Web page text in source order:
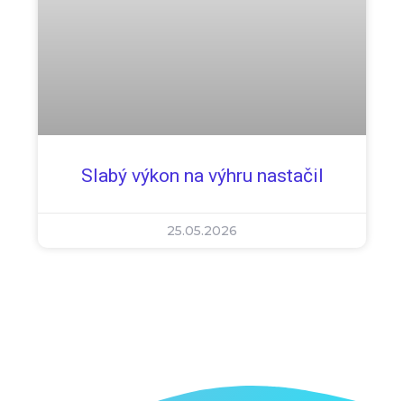
Slabý výkon na výhru nastačil
25.05.2026